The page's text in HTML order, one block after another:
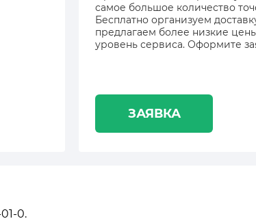
самое большое количество
Бесплатно организуем
предлагаем более низкие
уровень сервиса. Оформите
ЗАЯВКА
0.